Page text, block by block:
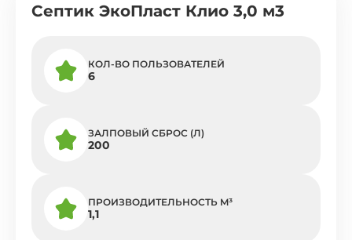
Септик ЭкоПласт Клио 3,0 м3
КОЛ-ВО ПОЛЬЗОВАТЕЛЕЙ
6
ЗАЛПОВЫЙ СБРОС (Л)
200
ПРОИЗВОДИТЕЛЬНОСТЬ M³
1,1